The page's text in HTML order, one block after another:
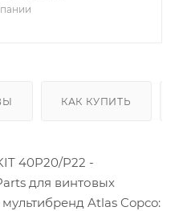
КАК КУПИТЬ
40P20/P22 -
для винтовых
Atlas Copco: